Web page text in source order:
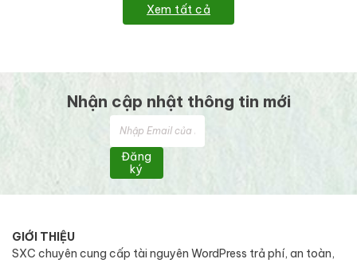
Xem tất cả
Nhận cập nhật thông tin mới
Đăng
ký
GIỚI THIỆU
SXC chuyên cung cấp tài nguyên WordPress trả phí, an toàn,